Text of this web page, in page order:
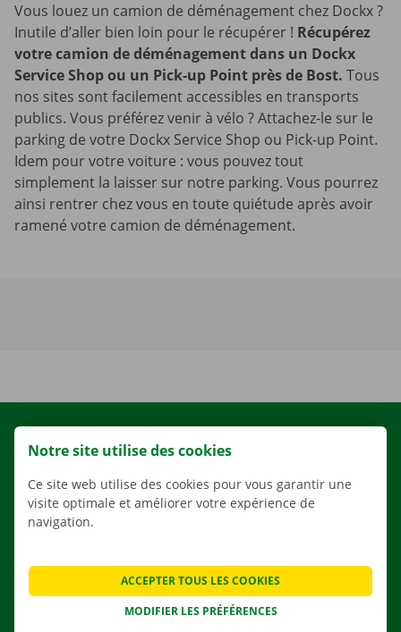
Vous louez un camion de déménagement chez Dockx ?
Inutile d’aller bien loin pour le récupérer ! Récupérez
votre camion de déménagement dans un Dockx
Service Shop ou un Pick-up Point près de Bost. Tous
nos sites sont facilement accessibles en transports
publics. Vous préférez venir à vélo ? Attachez-le sur le
parking de votre Dockx Service Shop ou Pick-up Point.
Idem pour votre voiture : vous pouvez tout
simplement la laisser sur notre parking. Vous pourrez
ainsi rentrer chez vous en toute quiétude après avoir
ramené votre camion de déménagement.
NOS SERVICES
SOLUTIONS DE DÉMÉNAGEMENT
Notre site utilise des cookies
Ce site web utilise des cookies pour vous garantir une
visite optimale et améliorer votre expérience de
navigation.
MODIFIER LES PRÉFÉRENCES
ACCEPTER TOUS LES COOKIES